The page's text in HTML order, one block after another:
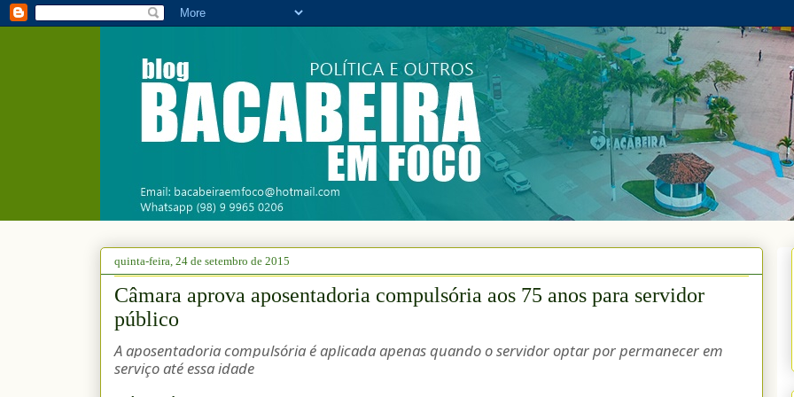
quinta-feira, 24 de setembro de 2015
Câmara aprova aposentadoria compulsória aos 75 anos para servidor
público
A aposentadoria compulsória é aplicada apenas quando o servidor optar por permanecer em
serviço até essa idade